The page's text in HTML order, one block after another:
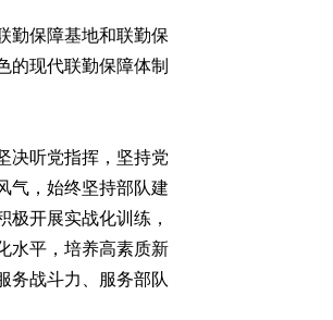
勤保障基地和联勤保
的现代联勤保障体制
决听党指挥，坚持党
气，始终坚持部队建
开展实战化训练，
水平，培养高素质新
务战斗力、服务部队